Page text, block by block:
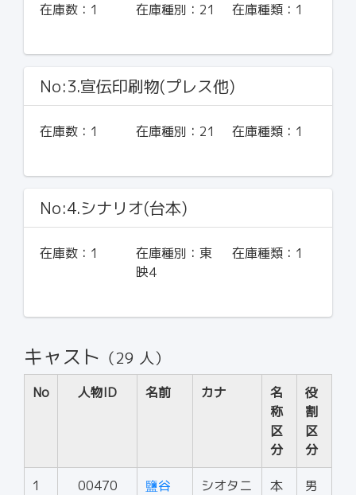
在庫数： 1 在庫種別： 21 在庫種類： 1
No:3.宣伝印刷物(プレス他)
在庫数： 1 在庫種別： 21 在庫種類： 1
No:4.シナリオ(台本)
在庫数： 1 在庫種別： 東
映4
在庫種類： 1
キャスト （29 人）
No 人物ID 名前 カナ
名
称
区
分
役
割
区
分
1 00470
鹽谷
シオタニ
本
男